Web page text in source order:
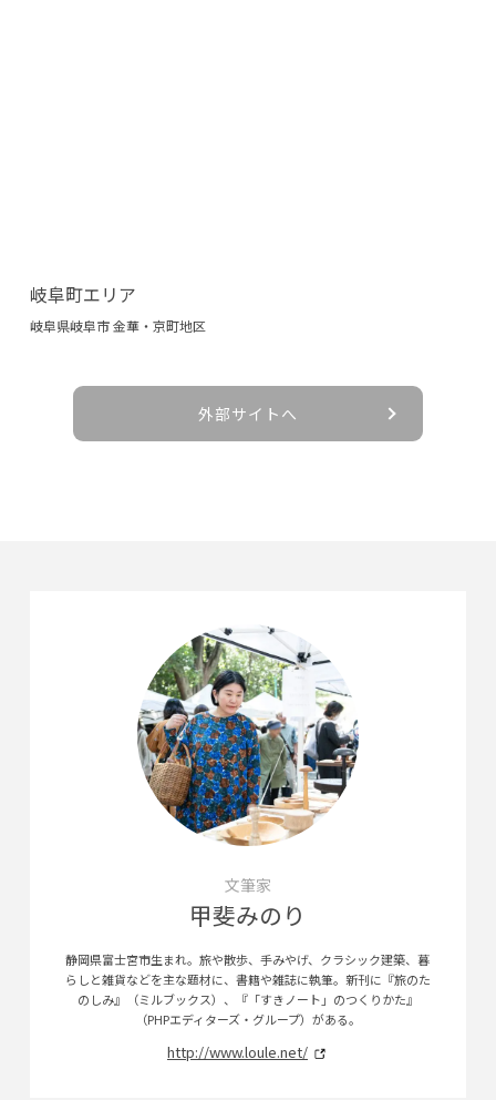
岐阜町エリア
岐阜県岐阜市 金華・京町地区
外部サイトへ
文筆家
甲斐みのり
静岡県富士宮市生まれ。旅や散歩、手みやげ、クラシック建築、暮
らしと雑貨などを主な題材に、書籍や雑誌に執筆。新刊に『旅のた
のしみ』（ミルブックス）、『「すきノート」のつくりかた』
（PHPエディターズ・グループ）がある。
http://www.loule.net/